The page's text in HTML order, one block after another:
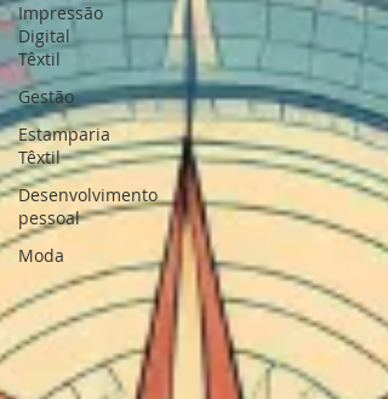
Impressão
Digital
Têxtil
Gestão
Estamparia
Têxtil
Desenvolvimento
pessoal
Moda